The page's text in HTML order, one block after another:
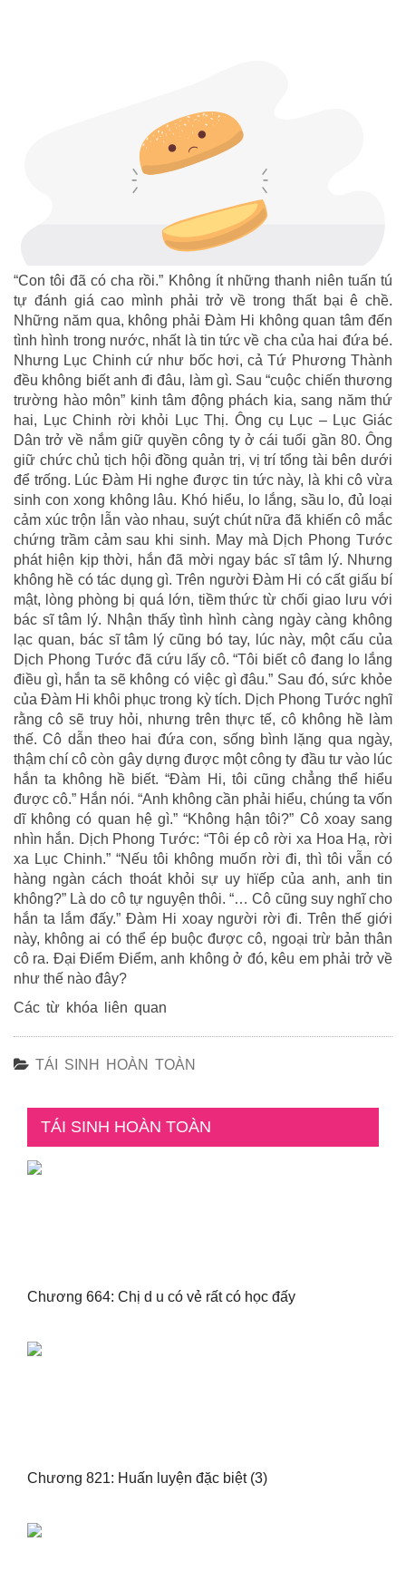
“Con tôi đã có cha rồi.” Không ít những thanh niên tuấn tú
tự đánh giá cao mình phải trở về trong thất bại ê chề.
Những năm qua, không phải Đàm Hi không quan tâm đến
tình hình trong nước, nhất là tin tức về cha của hai đứa bé.
Nhưng Lục Chinh cứ như bốc hơi, cả Tứ Phương Thành
đều không biết anh đi đâu, làm gì. Sau “cuộc chiến thương
trường hào môn” kinh tâm động phách kia, sang năm thứ
hai, Lục Chinh rời khỏi Lục Thị. Ông cụ Lục – Lục Giác
Dân trở về nắm giữ quyền công ty ở cái tuổi gần 80. Ông
giữ chức chủ tịch hội đồng quản trị, vị trí tổng tài bên dưới
để trống. Lúc Đàm Hi nghe được tin tức này, là khi cô vừa
sinh con xong không lâu. Khó hiểu, lo lắng, sầu lo, đủ loại
cảm xúc trộn lẫn vào nhau, suýt chút nữa đã khiến cô mắc
chứng trầm cảm sau khi sinh. May mà Dịch Phong Tước
phát hiện kịp thời, hắn đã mời ngay bác sĩ tâm lý. Nhưng
không hề có tác dụng gì. Trên người Đàm Hi có cất giấu bí
mật, lòng phòng bị quá lớn, tiềm thức từ chối giao lưu với
bác sĩ tâm lý. Nhận thấy tình hình càng ngày càng không
lạc quan, bác sĩ tâm lý cũng bó tay, lúc này, một cấu của
Dịch Phong Tước đã cứu lấy cô. “Tôi biết cô đang lo lắng
điều gì, hắn ta sẽ không có việc gì đâu.” Sau đó, sức khỏe
của Đàm Hi khôi phục trong kỳ tích. Dịch Phong Tước nghĩ
rằng cô sẽ truy hỏi, nhưng trên thực tế, cô không hề làm
thế. Cô dẫn theo hai đứa con, sống bình lặng qua ngày,
thậm chí cô còn gây dựng được một công ty đầu tư vào lúc
hắn ta không hề biết. “Đàm Hi, tôi cũng chẳng thể hiểu
được cô.” Hắn nói. “Anh không cần phải hiểu, chúng ta vốn
dĩ không có quan hệ gì.” “Không hận tôi?” Cô xoay sang
nhìn hắn. Dịch Phong Tước: “Tôi ép cô rời xa Hoa Hạ, rời
xa Lục Chinh.” “Nếu tôi không muốn rời đi, thì tôi vẫn có
hàng ngàn cách thoát khỏi sự uy hϊếp của anh, anh tin
không?” Là do cô tự nguyện thôi. “… Cô cũng suy nghĩ cho
hắn ta lắm đấy.” Đàm Hi xoay người rời đi. Trên thế giới
này, không ai có thể ép buộc được cô, ngoại trừ bản thân
cô ra. Đại Điểm Điểm, anh không ở đó, kêu em phải trở về
như thế nào đây?
Các từ khóa liên quan
TÁI SINH HOÀN TOÀN
TÁI SINH HOÀN TOÀN
Chương 664: Chị d u có vẻ rất có học đấy
Chương 821: Huấn luyện đặc biệt (3)